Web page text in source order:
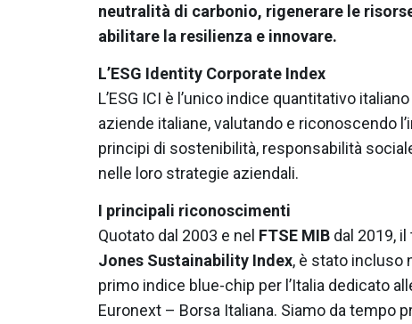
neutralità di carbonio, rigenerare le
abilitare la resilienza e innovare.
L’ESG Identity Corporate Index
L’ESG ICI è l’unico indice quantitativo
aziende italiane, valutando e riconoscendo
principi di sostenibilità, responsabilità
nelle loro strategie aziendali.
I principali riconoscimenti
Quotato dal 2003 e nel FTSE MIB dal 2019,
Jones Sustainability Index, è stato incluso
primo indice blue-chip per l’Italia dedicato
Euronext – Borsa Italiana. Siamo da tempo